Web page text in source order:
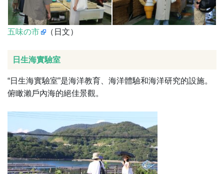
五味の市 （日文）
日生海實驗室
“日生海實驗室”是海洋教育、海洋體驗和海洋研究的設施。
俯瞰瀨戶內海的絕佳景觀。